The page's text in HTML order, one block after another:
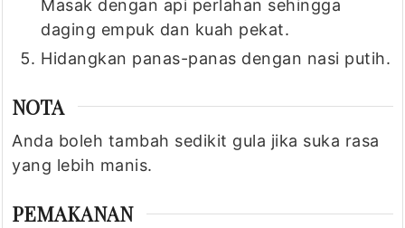
Masak dengan api perlahan sehingga
daging empuk dan kuah pekat.
Hidangkan panas-panas dengan nasi putih.
NOTA
Anda boleh tambah sedikit gula jika suka rasa
yang lebih manis.
PEMAKANAN